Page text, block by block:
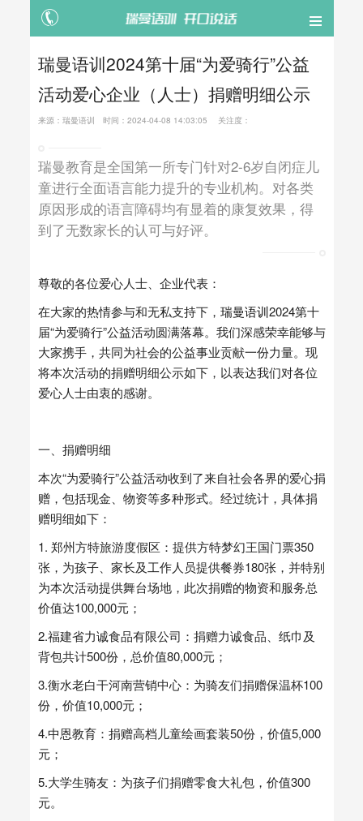
瑞曼语训2024第十届“为爱骑行”公益
活动爱心企业（人士）捐赠明细公示
来源： 瑞曼语训 时间： 2024-04-08 14:03:05 关注度：
瑞曼教育是全国第一所专门针对2-6岁自闭症儿
童进行全面语言能力提升的专业机构。对各类
原因形成的语言障碍均有显着的康复效果，得
到了无数家长的认可与好评。
尊敬的各位爱心人士、企业代表：
在大家的热情参与和无私支持下， 瑞曼语训2024第十
届“为爱骑行”公益活动圆满落幕。我们深感荣幸能够与
大家携手，共同为社会的公益事业贡献一份力量。现
将本次活动的捐赠明细公示如下，以表达我们对各位
爱心人士由衷的感谢。
一、捐赠明细
本次“为爱骑行”公益活动收到了来自社会各界的爱心捐
赠，包括现金、物资等多种形式。经过统计，具体捐
赠明细如下：
1. 郑州方特旅游度假区：提供方特梦幻王国门票350
张，为孩子、家长及工作人员提供餐券180张，并特别
为本次活动提供舞台场地，此次捐赠的物资和服务总
价值达100,000元；
2.福建省力诚食品有限公司：捐赠力诚食品、纸巾及
背包共计500份，总价值80,000元；
3.衡水老白干河南营销中心：为骑友们捐赠保温杯100
份，价值10,000元；
4.中恩教育：捐赠高档儿童绘画套装50份，价值5,000
元；
5.大学生骑友：为孩子们捐赠零食大礼包，价值300
元。